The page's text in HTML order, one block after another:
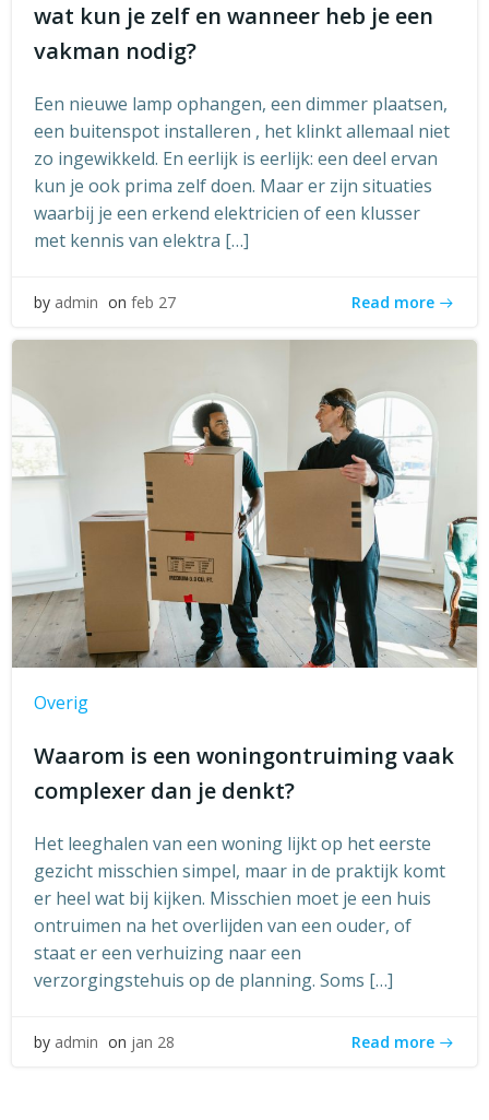
wat kun je zelf en wanneer heb je een
vakman nodig?
Een nieuwe lamp ophangen, een dimmer plaatsen,
een buitenspot installeren , het klinkt allemaal niet
zo ingewikkeld. En eerlijk is eerlijk: een deel ervan
kun je ook prima zelf doen. Maar er zijn situaties
waarbij je een erkend elektricien of een klusser
met kennis van elektra […]
by admin on feb 27 Read more
Overig
Waarom is een woningontruiming vaak
complexer dan je denkt?
Het leeghalen van een woning lijkt op het eerste
gezicht misschien simpel, maar in de praktijk komt
er heel wat bij kijken. Misschien moet je een huis
ontruimen na het overlijden van een ouder, of
staat er een verhuizing naar een
verzorgingstehuis op de planning. Soms […]
by admin on jan 28 Read more